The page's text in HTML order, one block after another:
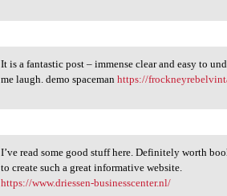
It is a fantastic post –
It is a fantastic post – immense clear and easy to
me laugh. demo spacemanhttps://
I’ve read some good stuff
I’ve read some good stuff here. Definitely worth
to create such a great informative website.
https://www.driessen-businesscenter.nl/